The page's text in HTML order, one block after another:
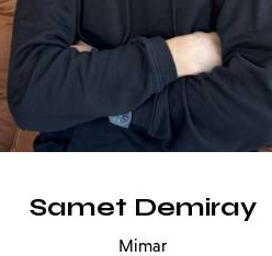
Samet Demiray
Mimar